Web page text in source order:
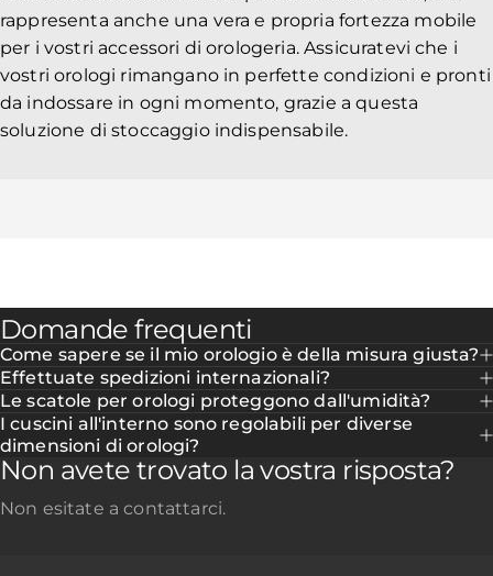
rappresenta anche una vera e propria fortezza mobile
per i vostri accessori di orologeria. Assicuratevi che i
vostri orologi rimangano in perfette condizioni e pronti
da indossare in ogni momento, grazie a questa
soluzione di stoccaggio indispensabile.
Domande frequenti
Come sapere se il mio orologio è della misura giusta?
Effettuate spedizioni internazionali?
Le scatole per orologi proteggono dall'umidità?
I cuscini all'interno sono regolabili per diverse
dimensioni di orologi?
Non avete trovato la vostra risposta?
Non esitate a contattarci.